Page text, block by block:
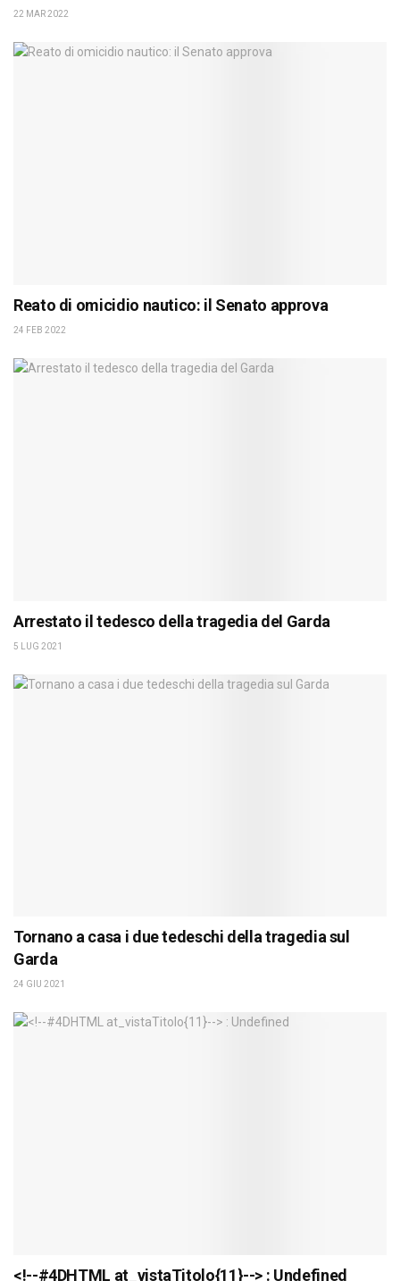
22 MAR 2022
Reato di omicidio nautico: il Senato approva
24 FEB 2022
Arrestato il tedesco della tragedia del Garda
5 LUG 2021
Tornano a casa i due tedeschi della tragedia sul
Garda
24 GIU 2021
<!--#4DHTML at_vistaTitolo{11}--> : Undefined